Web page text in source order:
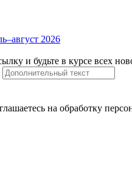
2026
и будьте в курсе всех
на обработку